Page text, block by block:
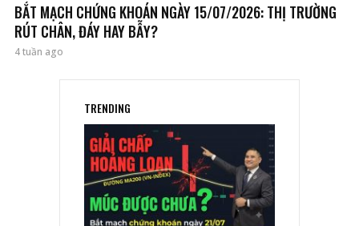
BẮT MẠCH CHỨNG KHOÁN NGÀY 15/07/2026: THỊ TRƯỜNG
RÚT CHÂN, ĐÁY HAY BẪY?
4 tuần ago
TRENDING